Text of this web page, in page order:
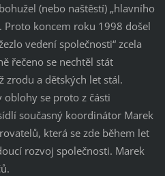
(nebo naštěstí) „hlavního
Proto koncem roku 1998 došel
vedení společnosti“ zcela
řečeno se nechtěl stát
zrodu a dětských let stál.
se proto z části
současný koordinátor Marek
která se zde během let
rozvoj společnosti. Marek